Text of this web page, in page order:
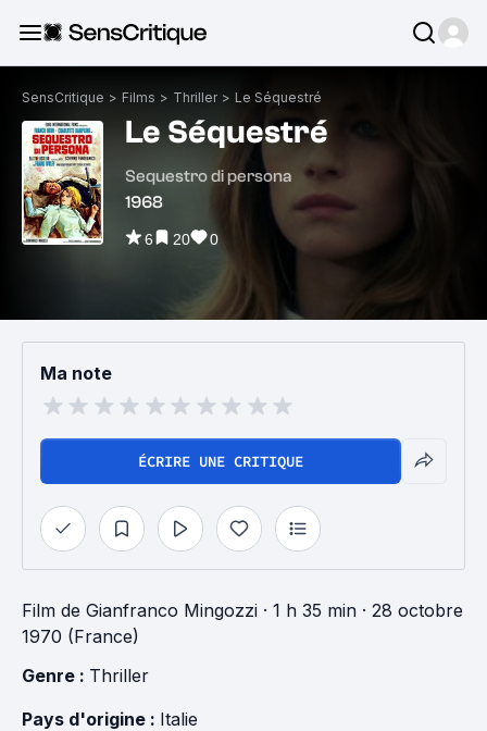
SensCritique > Films > Thriller > Le Séquestré
Le Séquestré
Sequestro di persona
1968
6 20 0
Ma note
ÉCRIRE UNE CRITIQUE
Film de Gianfranco Mingozzi · 1 h 35 min · 28 octobre
1970 (France)
Genre : Thriller
Pays d'origine : Italie